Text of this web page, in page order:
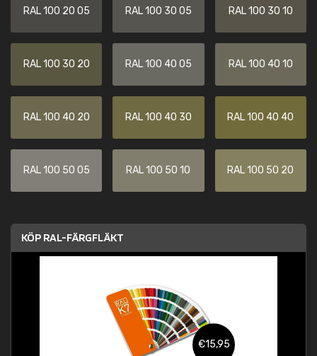
RAL 100 20 05 RAL 100 30 05 RAL 100 30 10
RAL 100 30 20 RAL 100 40 05 RAL 100 40 10
RAL 100 40 20 RAL 100 40 30 RAL 100 40 40
RAL 100 50 05 RAL 100 50 10 RAL 100 50 20
KÖP RAL-FÄRGFLÄKT
€15,95